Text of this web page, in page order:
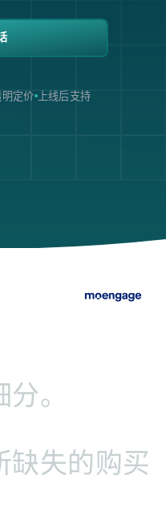
定价 上线后支持
。
缺失的购买